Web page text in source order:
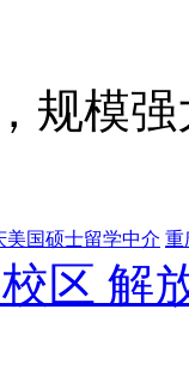
规模
美国硕士留学中介 重
区 解